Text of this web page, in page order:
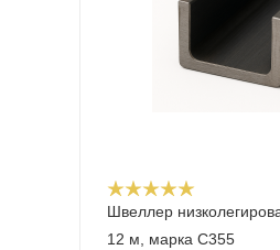
Швеллер
12 м, марка С355